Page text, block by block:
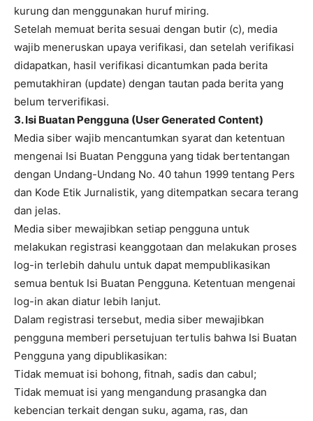
kurung dan menggunakan huruf miring.
Setelah memuat berita sesuai dengan butir (c), media
wajib meneruskan upaya verifikasi, dan setelah verifikasi
didapatkan, hasil verifikasi dicantumkan pada berita
pemutakhiran (update) dengan tautan pada berita yang
belum terverifikasi.
3. Isi Buatan Pengguna (User Generated Content)
Media siber wajib mencantumkan syarat dan ketentuan
mengenai Isi Buatan Pengguna yang tidak bertentangan
dengan Undang-Undang No. 40 tahun 1999 tentang Pers
dan Kode Etik Jurnalistik, yang ditempatkan secara terang
dan jelas.
Media siber mewajibkan setiap pengguna untuk
melakukan registrasi keanggotaan dan melakukan proses
log-in terlebih dahulu untuk dapat mempublikasikan
semua bentuk Isi Buatan Pengguna. Ketentuan mengenai
log-in akan diatur lebih lanjut.
Dalam registrasi tersebut, media siber mewajibkan
pengguna memberi persetujuan tertulis bahwa Isi Buatan
Pengguna yang dipublikasikan:
Tidak memuat isi bohong, fitnah, sadis dan cabul;
Tidak memuat isi yang mengandung prasangka dan
kebencian terkait dengan suku, agama, ras, dan